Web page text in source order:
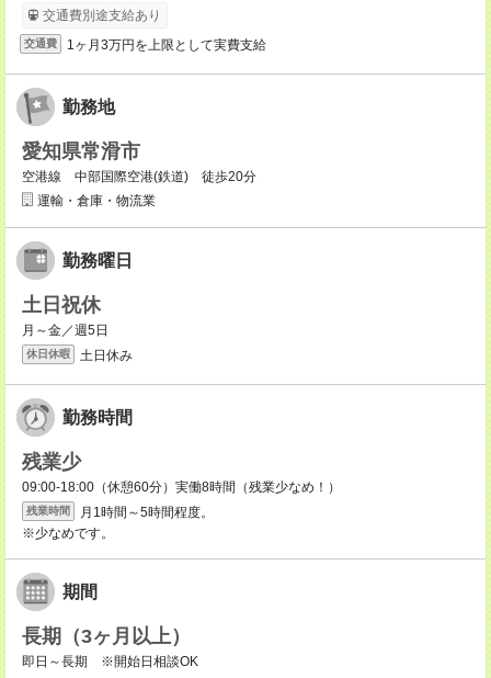
交通費別途支給あり
交通費 1ヶ月3万円を上限として実費支給
勤務地
愛知県常滑市
空港線 中部国際空港(鉄道) 徒歩20分
運輸・倉庫・物流業
勤務曜日
土日祝休
月～金／週5日
休日休暇 土日休み
勤務時間
残業少
09:00-18:00（休憩60分）実働8時間（残業少なめ！）
残業時間
月1時間～5時間程度。
※少なめです。
期間
長期（3ヶ月以上）
即日～長期 ※開始日相談OK